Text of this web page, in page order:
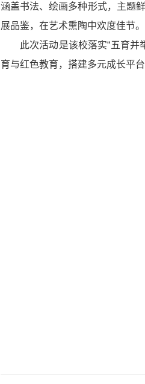
涵盖书法、绘画多种形式，主题
展品鉴，在艺术熏陶中欢度佳节。
此次活动是该校落实“五育
育与红色教育，搭建多元成长平